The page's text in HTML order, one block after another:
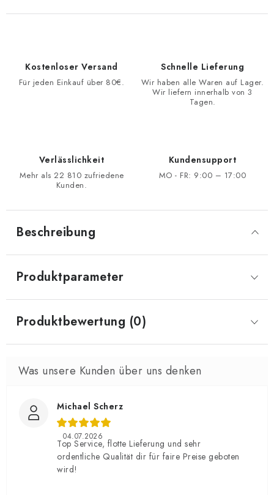
Kostenloser Versand
Für jeden Einkauf über 80€.
Schnelle Lieferung
Wir haben alle Waren auf Lager.
Wir liefern innerhalb von 3
Tagen.
Verlässlichkeit
Mehr als 22 810 zufriedene
Kunden.
Kundensupport
MO - FR: 9:00 – 17:00
Beschreibung
Produktparameter
Produktbewertung (0)
Michael Scherz
04.07.2026
Top Service, flotte Lieferung und sehr
ordentliche Qualität dir für faire Preise geboten
wird!